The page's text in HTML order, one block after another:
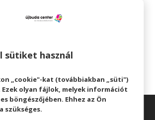
sütiket használ
„cookie"-kat (továbbiakban „süti")
Ezek olyan fájlok, melyek információt
böngészőjében. Ehhez az Ön
szükséges.